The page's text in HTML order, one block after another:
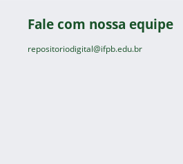
Fale com nossa equipe
repositoriodigital@ifpb.edu.br